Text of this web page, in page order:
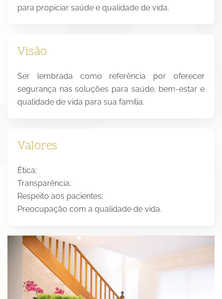
para propiciar saúde e qualidade de vida.
Visão
Ser lembrada como referência por oferecer
segurança nas soluções para saúde, bem-estar e
qualidade de vida para sua família.
Valores
Ética;
Transparência;
Respeito aos pacientes;
Preocupação com a qualidade de vida.